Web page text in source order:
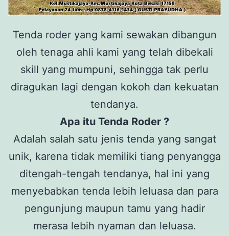
Tenda roder yang kami sewakan dibangun
oleh tenaga ahli kami yang telah dibekali
skill yang mumpuni, sehingga tak perlu
diragukan lagi dengan kokoh dan kekuatan
tendanya.
Apa itu Tenda Roder ?
Adalah salah satu jenis tenda yang sangat
unik, karena tidak memiliki tiang penyangga
ditengah-tengah tendanya, hal ini yang
menyebabkan tenda lebih leluasa dan para
pengunjung maupun tamu yang hadir
merasa lebih nyaman dan leluasa.